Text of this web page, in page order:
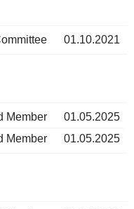
01.10.2021
Member
01.05.2025
Member
01.05.2025